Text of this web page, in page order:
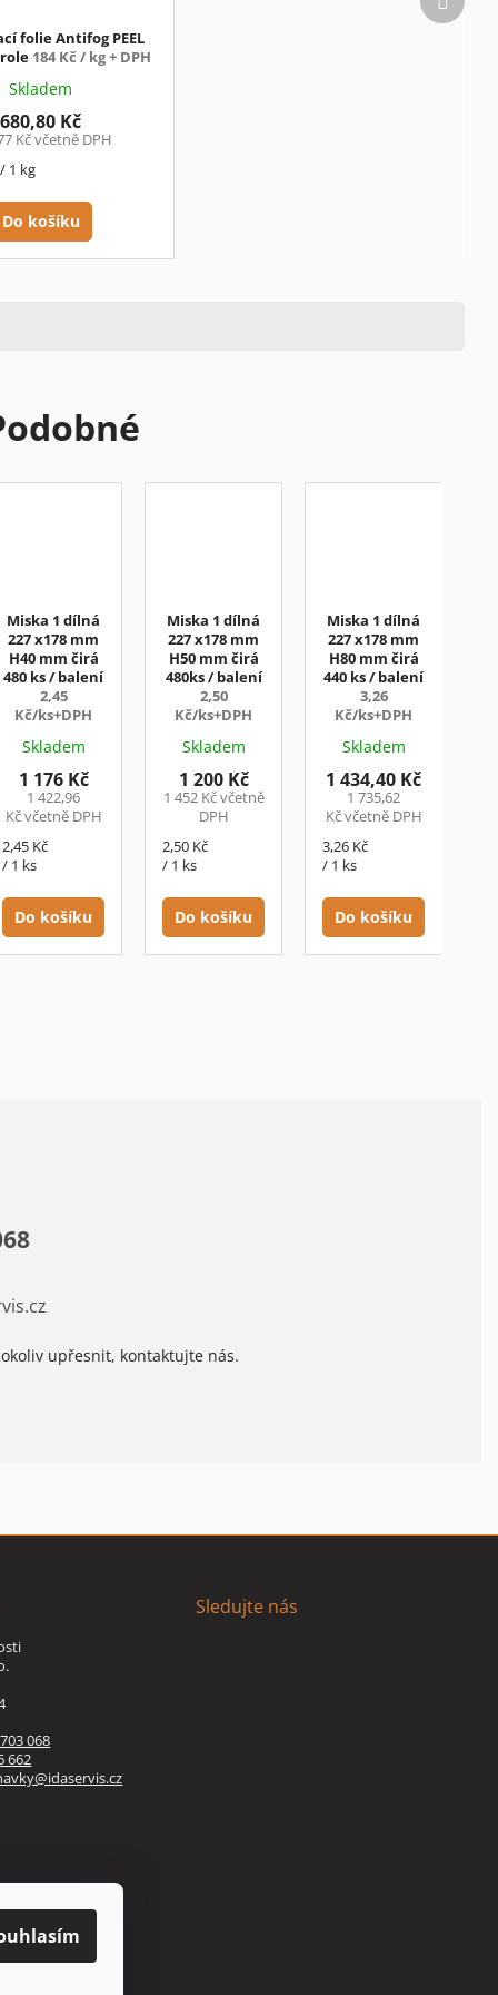
folie Antifog PEEL
184 Kč / kg + DPH
Skladem
Kč včetně DPH
680,80 Kč
1 kg
Do košíku
Miska 1 dílná
227 x178 mm
H40 mm čirá
480 ks / balení
2,45
Kč/ks+DPH
Skladem
1 422,96
Kč včetně DPH
1 176 Kč
Měrná
cena:
2,45 Kč
/ 1 ks
Do košíku
Miska 1 dílná
227 x178 mm
H50 mm čirá
480ks / balení
2,50
Kč/ks+DPH
Skladem
1 452 Kč včetně
DPH
1 200 Kč
Měrná
cena:
2,50 Kč
/ 1 ks
Do košíku
Miska 1 dílná
227 x178 mm
H80 mm čirá
440 ks / balení
3,26
Kč/ks+DPH
Skladem
1 735,62
Kč včetně DPH
1 434,40 Kč
Měrná
cena:
3,26 Kč
/ 1 ks
Do košíku
upřesnit, kontaktujte nás.
068
662
Sledujte nás